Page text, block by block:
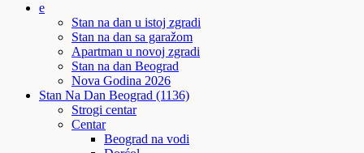
e
Stan na dan u istoj zgradi
Stan na dan sa garažom
Apartman u novoj zgradi
Stan na dan Beograd
Nova Godina 2026
Stan Na Dan Beograd (1136)
Strogi centar
Centar
Beograd na vodi